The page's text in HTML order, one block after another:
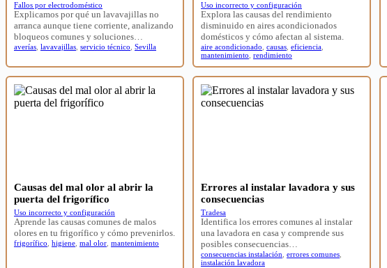
Fallos por electrodoméstico
Explicamos por qué un lavavajillas no
arranca aunque tiene corriente, analizando
bloqueos comunes y soluciones…
averías lavavajillas servicio técnico Sevilla
Uso incorrecto y configuración
Explora las causas del rendimiento
disminuido en aires acondicionados
domésticos y cómo afectan al sistema.
aire acondicionado causas eficiencia
mantenimiento rendimiento
Causas del mal olor al abrir la
puerta del frigorífico
Uso incorrecto y configuración
Aprende las causas comunes de malos
olores en tu frigorífico y cómo prevenirlos.
frigorífico higiene mal olor mantenimiento
Errores al instalar lavadora y sus
consecuencias
Tradesa
Identifica los errores comunes al instalar
una lavadora en casa y comprende sus
posibles consecuencias…
consecuencias instalación errores comunes
instalación lavadora